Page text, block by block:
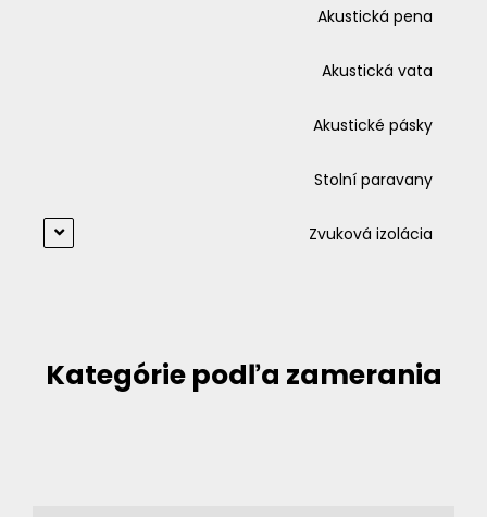
Akustická pena
Akustická vata
Akustické pásky
Stolní paravany
Zvuková izolácia
Kategórie podľa zamerania